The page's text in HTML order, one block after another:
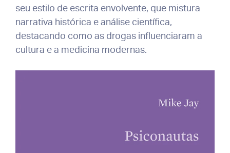
seu estilo de escrita envolvente, que mistura
narrativa histórica e análise científica,
destacando como as drogas influenciaram a
cultura e a medicina modernas.